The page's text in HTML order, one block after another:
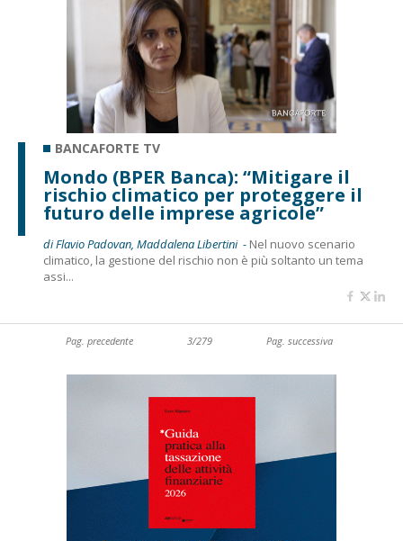
BANCAFORTE TV
Mondo (BPER Banca): “Mitigare il
rischio climatico per proteggere il
futuro delle imprese agricole”
di Flavio Padovan, Maddalena Libertini - Nel nuovo scenario
climatico, la gestione del rischio non è più soltanto un tema
assi...
Pag. precedente 3/279 Pag. successiva